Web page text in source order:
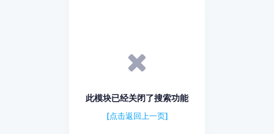
此模块已经关闭了搜索功能
[点击返回上一页]